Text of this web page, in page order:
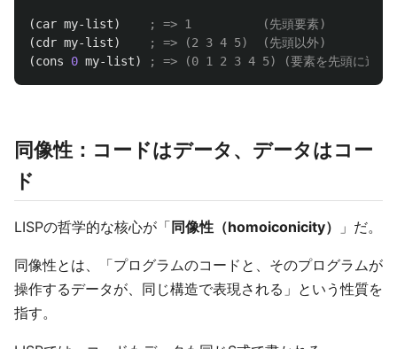
(car my-list)
; => 1          (先頭要素)
(cdr my-list)
; => (2 3 4 5)  (先頭以外)
(cons 0 my-list) ; => (0 1 2 3 4 5) (要素を先頭に追加)
同像性：コードはデータ、データはコー
ド
LISPの哲学的な核心が「 同像性（homoiconicity） 」だ。
同像性とは、「プログラムのコードと、そのプログラムが
操作するデータが、同じ構造で表現される」という性質を
指す。